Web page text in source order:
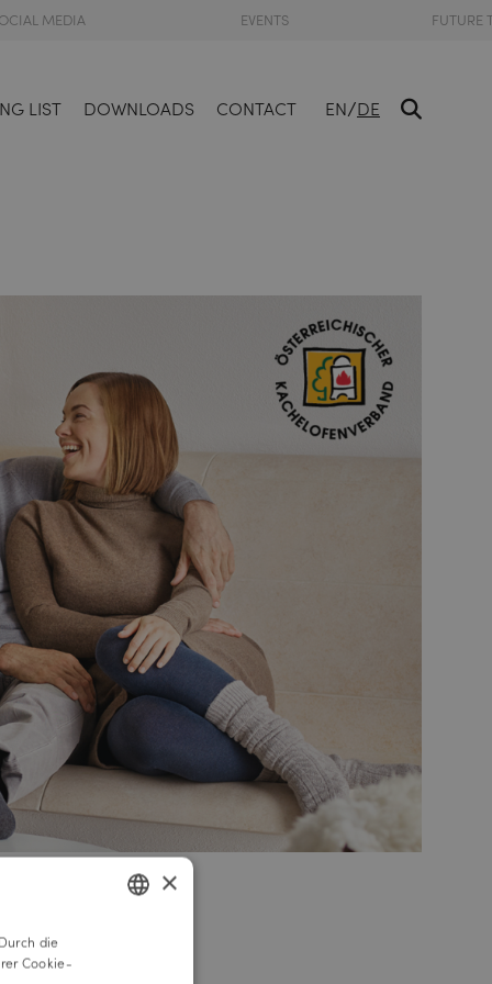
MEDIA EVENTS FUTURE
LIST DOWNLOADS CONTACT EN/DE
×
die
Cookie-